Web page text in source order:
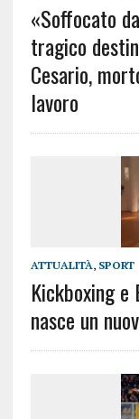
«Soffocato
tragico
Cesario,
lavoro
ATTUALITÀ, SPORT
Kickboxing e
nasce un